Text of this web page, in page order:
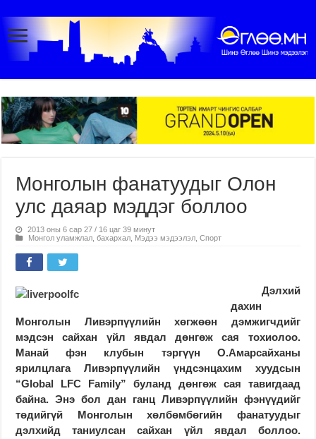
Монголын фанатуудыг Олон
улс даяар мэддэг боллоо
2013 оны 6 сар 27 / 16 цаг 39 минут
Монгол уламжлал, бахархал Мэдээ мэдээлэл ,Спорт
Дэлхий
дахин
Монголын Ливэрпүүлийн хөгжөөн дэмжигчдийг
мэдсэн сайхан үйл явдал дөнгөж сая тохиолоо.
Манай фэн клубын тэргүүн О.Амарсайханы
ярилцлага Ливэрпүүлийн үндсэнцахим хуудсын
“Global LFC Family” буланд дөнгөж сая тавигдаад
байна. Энэ бол дан ганц Ливэрпүүлийн фэнүүдийг
төдийгүй Монголын хөлбөмбөгийн фанатуудыг
дэлхийд таниулсан сайхан үйл явдал боллоо.